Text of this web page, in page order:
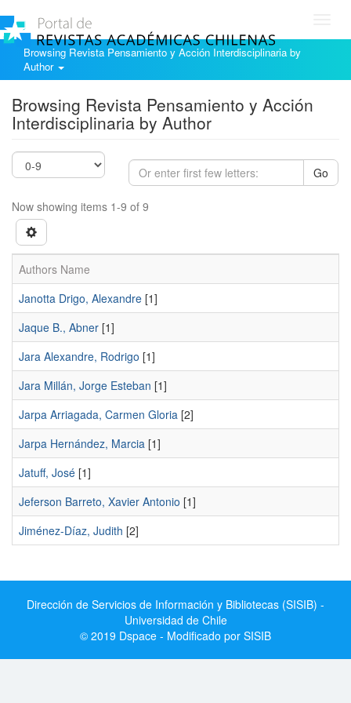
Browsing Revista Pensamiento y Acción Interdisciplinaria by
Author
Browsing Revista Pensamiento y Acción
Interdisciplinaria by Author
Go
Now showing items 1-9 of 9
Authors Name
Janotta Drigo, Alexandre [1]
Jaque B., Abner [1]
Jara Alexandre, Rodrigo [1]
Jara Millán, Jorge Esteban [1]
Jarpa Arriagada, Carmen Gloria [2]
Jarpa Hernández, Marcia [1]
Jatuff, José [1]
Jeferson Barreto, Xavier Antonio [1]
Jiménez-Díaz, Judith [2]
Dirección de Servicios de Información y Bibliotecas (SISIB) -
Universidad de Chile
© 2019 Dspace - Modificado por SISIB